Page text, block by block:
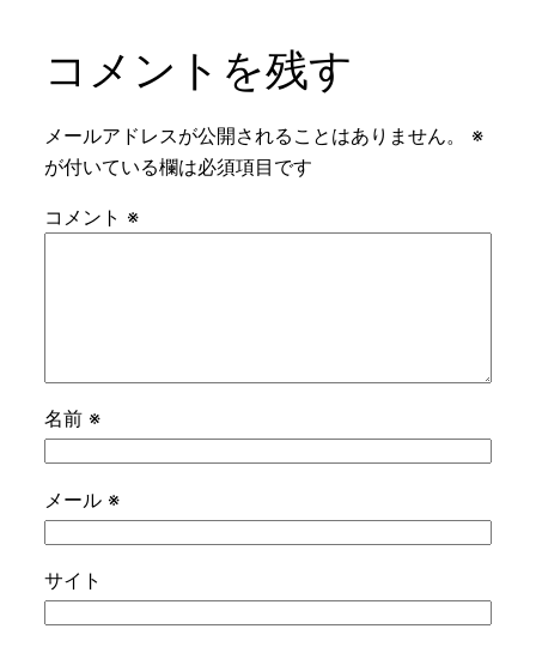
コメントを残す
メールアドレスが公開されることはありません。
※
が付いている欄は必須項目です
コメント ※
名前 ※
メール ※
サイト